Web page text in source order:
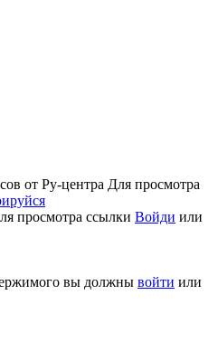
от Ру-центра Для просмотра
просмотра ссылки Войди или
вы должны войти или